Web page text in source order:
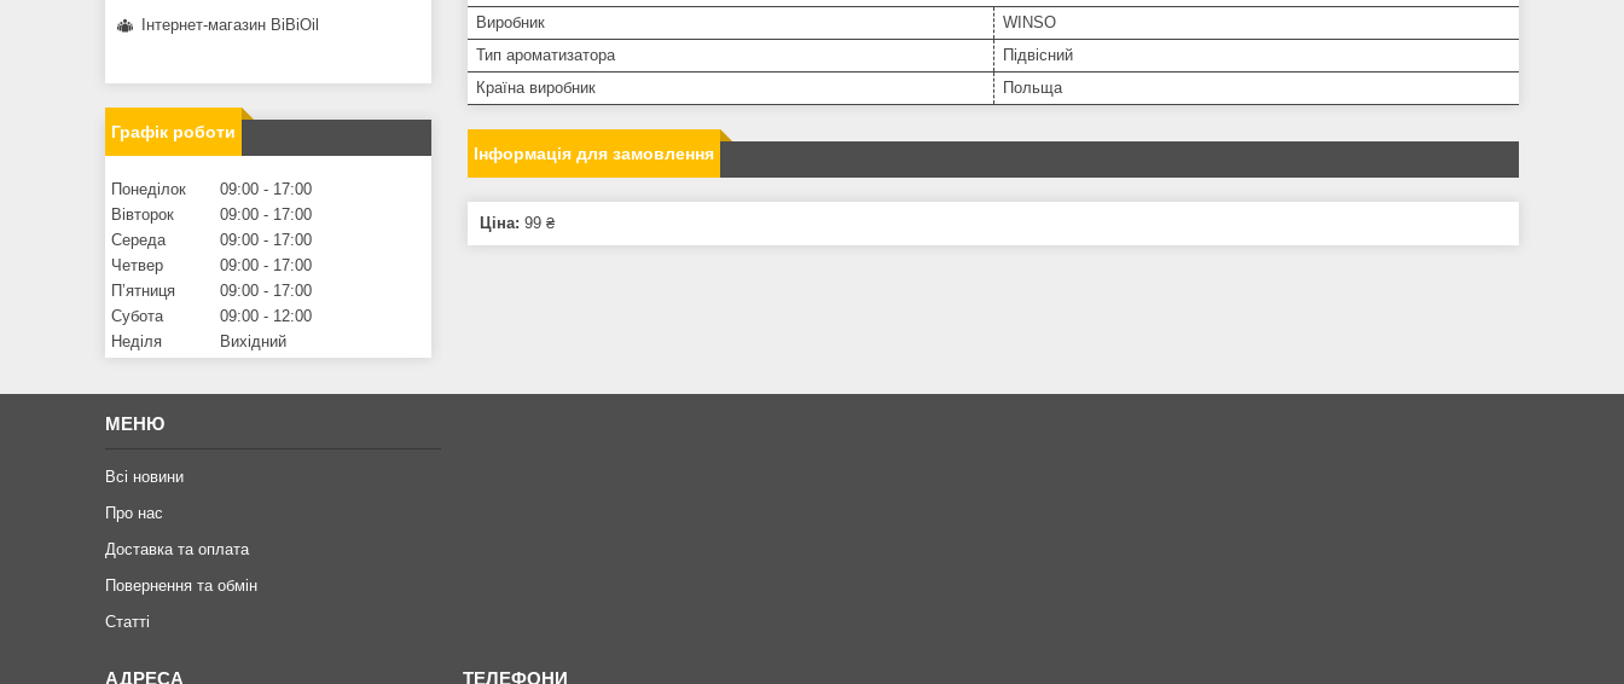
Виробник
WINSO
Тип ароматизатора
Підвісний
Країна виробник
Польща
Інформація для замовлення
Ціна: 99 ₴
Інтернет-магазин BiBiOil
Графік роботи
Понеділок 09:00
17:00
Вівторок
09:00
17:00
Середа
09:00
17:00
Четвер
09:00
17:00
Пʼятниця
09:00
17:00
Субота
09:00
12:00
Неділя
Вихідний
МЕНЮ
Всі новини
Про нас
Доставка та оплата
Повернення та обмiн
Статтi